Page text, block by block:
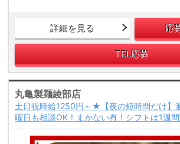
詳細を見る 応
TEL応募
丸亀製麺綾部店
土日祝時給1250円～★【夜の短時間だけ】
曜日も相談OK！まかない有！シフトは1週